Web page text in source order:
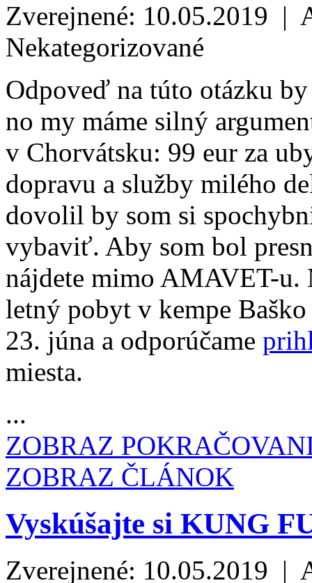
Zverejnené: 10.05.2019 |
Nekategorizované
Odpoveď na túto otázku
no my máme silný
v Chorvátsku: 99 eur za
dopravu a služby milého
dovolil by som si
vybaviť. Aby som bol
nájdete mimo AMAVET-u.
letný pobyt v kempe
23. júna a odporúčame
miesta.
...
ZOBRAZ
ZOBRAZ ČLÁNOK
Vyskúšajte si KUNG
Zverejnené: 10.05.2019 |